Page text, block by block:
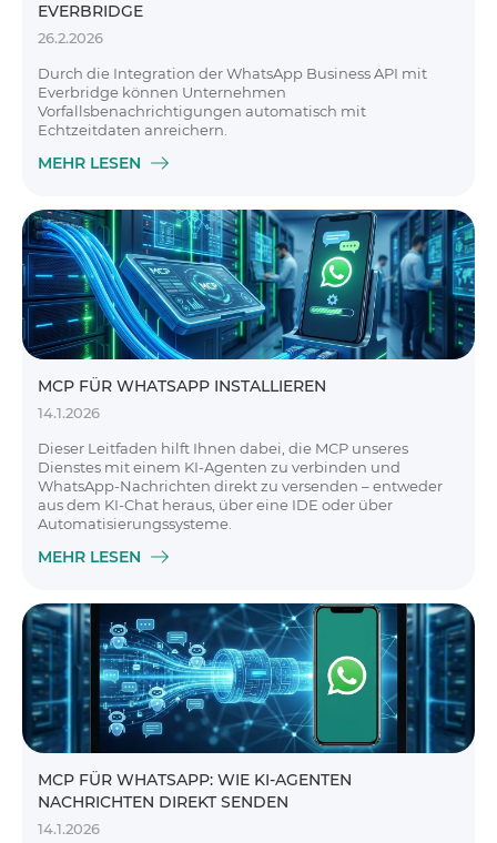
EVERBRIDGE
26.2.2026
Durch die Integration der WhatsApp Business API mit
Everbridge können Unternehmen
Vorfallsbenachrichtigungen automatisch mit
Echtzeitdaten anreichern.
MEHR LESEN
MCP FÜR WHATSAPP INSTALLIEREN
14.1.2026
Dieser Leitfaden hilft Ihnen dabei, die MCP unseres
Dienstes mit einem KI-Agenten zu verbinden und
WhatsApp-Nachrichten direkt zu versenden – entweder
aus dem KI-Chat heraus, über eine IDE oder über
Automatisierungssysteme.
MEHR LESEN
MCP FÜR WHATSAPP: WIE KI-AGENTEN
NACHRICHTEN DIREKT SENDEN
14.1.2026